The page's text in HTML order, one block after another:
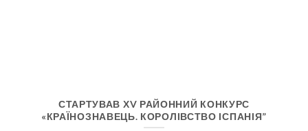
СТАРТУВАВ ХV РАЙОННИЙ КОНКУРС
«КРАЇНОЗНАВЕЦЬ. КОРОЛІВСТВО ІСПАНІЯ”